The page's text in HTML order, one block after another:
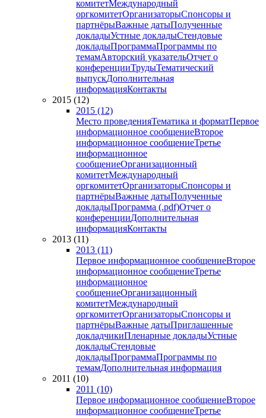
комитетМеждународный
оргкомитетОрганизаторыСпонсоры и
партнёрыВажные датыПолученные
докладыУстные докладыСтендовые
докладыПрограммаПрограммы по
темамАвторский указательОтчет о
конференцииТрудыТематический
выпускДополнительная
информацияКонтакты
2015 (12)
2015 (12)
Место проведенияТематика и форматПервое
информационное сообщениеВторое
информационное сообщениеТретье
информационное
сообщениеОрганизационный
комитетМеждународный
оргкомитетОрганизаторыСпонсоры и
партнёрыВажные датыПолученные
докладыПрограмма (.pdf)Отчет о
конференцииДополнительная
информацияКонтакты
2013 (11)
2013 (11)
Первое информационное сообщениеВторое
информационное сообщениеТретье
информационное
сообщениеОрганизационный
комитетМеждународный
оргкомитетОрганизаторыСпонсоры и
партнёрыВажные датыПриглашенные
докладчикиПленарные докладыУстные
докладыСтендовые
докладыПрограммаПрограммы по
темамДополнительная информация
2011 (10)
2011 (10)
Первое информационное сообщениеВторое
информационное сообщениеТретье